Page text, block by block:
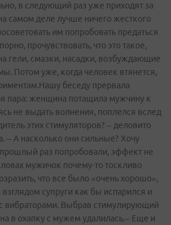
в следующий раз уже приходят за
самом деле лучше ничего жесткого
им попробовать предаться
прочувствовать, что это такое,
гели, смазки, насадки, возбуждающие
Потом уже, когда человек втянется,
беседу прервала
пара: женщина потащила мужчину к
не выдать волнения, поплелся вслед
этих стимуляторов? – деловито
– А насколько они сильные? Хочу
прошлый раз попробовали, эффект не
мужичок почему-то тоскливо
что все было «очень хорошо»,
супруги как бы испарился и
вибраторами. Выбрав стимулирующий
в охапку с мужем удалилась.– Еще и